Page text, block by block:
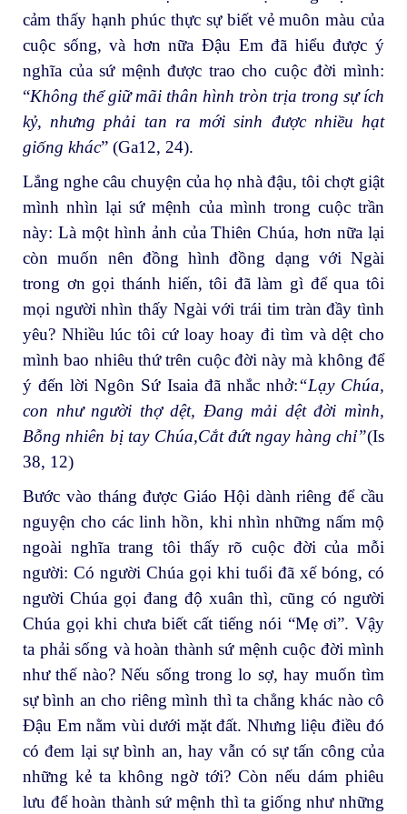
cảm thấy hạnh phúc thực sự biết vẻ muôn màu của
cuộc sống, và hơn nữa Đậu Em đã hiểu được ý
nghĩa của sứ mệnh được trao cho cuộc đời mình:
“Không thể giữ mãi thân hình tròn trịa trong sự ích
kỷ, nhưng phải tan ra mới sinh được nhiều hạt
giống khác” (Ga12, 24).
Lắng nghe câu chuyện của họ nhà đậu, tôi chợt giật
mình nhìn lại sứ mệnh của mình trong cuộc trần
này: Là một hình ảnh của Thiên Chúa, hơn nữa lại
còn muốn nên đồng hình đồng dạng với Ngài
trong ơn gọi thánh hiến, tôi đã làm gì để qua tôi
mọi người nhìn thấy Ngài với trái tim tràn đầy tình
yêu? Nhiều lúc tôi cứ loay hoay đi tìm và dệt cho
mình bao nhiêu thứ trên cuộc đời này mà không để
ý đến lời Ngôn Sứ Isaia đã nhắc nhở:“Lạy Chúa,
con như người thợ dệt, Đang mải dệt đời mình,
Bỗng nhiên bị tay Chúa,Cắt đứt ngay hàng chỉ”(Is
38, 12)
Bước vào tháng được Giáo Hội dành riêng để cầu
nguyện cho các linh hồn, khi nhìn những nấm mộ
ngoài nghĩa trang tôi thấy rõ cuộc đời của mỗi
người: Có người Chúa gọi khi tuổi đã xế bóng, có
người Chúa gọi đang độ xuân thì, cũng có người
Chúa gọi khi chưa biết cất tiếng nói “Mẹ ơi”. Vậy
ta phải sống và hoàn thành sứ mệnh cuộc đời mình
như thế nào? Nếu sống trong lo sợ, hay muốn tìm
sự bình an cho riêng mình thì ta chẳng khác nào cô
Đậu Em nằm vùi dưới mặt đất. Nhưng liệu điều đó
có đem lại sự bình an, hay vẫn có sự tấn công của
những kẻ ta không ngờ tới? Còn nếu dám phiêu
lưu để hoàn thành sứ mệnh thì ta giống như những